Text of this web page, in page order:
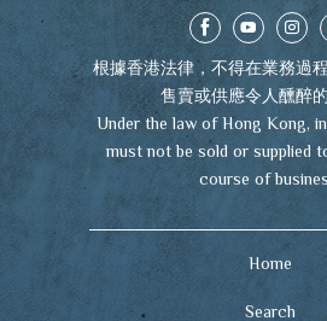
根據香港法律，不得在業務過
售賣或供應令人醺醉
Under the law of Hong Kong,
must not be sold or supplied
course of
Home
Search